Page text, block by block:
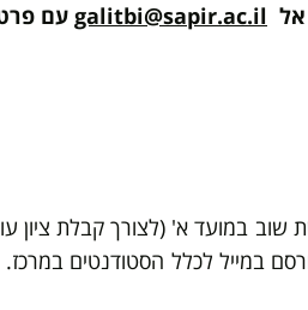
אל galitbi@sapir.ac.il עם
שוב במועד א' (לצורך קבלת ציון
במייל לכלל הסטודנטים במרכז.